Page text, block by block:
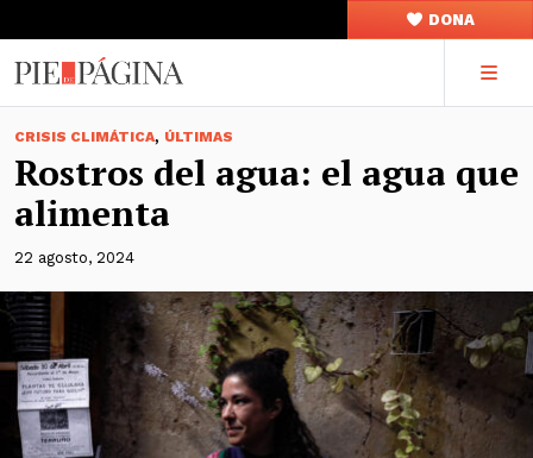
DONA
CRISIS CLIMÁTICA, ÚLTIMAS
Rostros del agua: el agua que
alimenta
22 agosto, 2024